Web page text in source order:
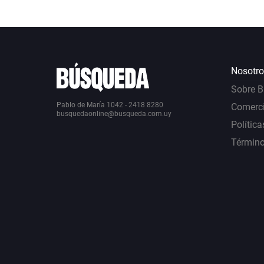
Pablo de María 1042 - 2418 8280
busquedaonline@busqueda.com.uy
Sobre